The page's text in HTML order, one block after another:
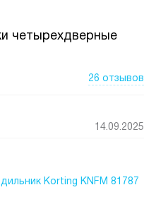
четырехдверные
26 отзывов
14.09.2025
Korting KNFM 81787